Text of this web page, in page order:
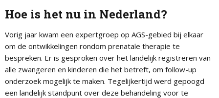
Hoe is het nu in Nederland?
Vorig jaar kwam een expertgroep op AGS-gebied bij elkaar
om de ontwikkelingen rondom prenatale therapie te
bespreken. Er is gesproken over het landelijk registreren van
alle zwangeren en kinderen die het betreft, om follow-up
onderzoek mogelijk te maken. Tegelijkertijd werd gepoogd
een landelijk standpunt over deze behandeling voor te